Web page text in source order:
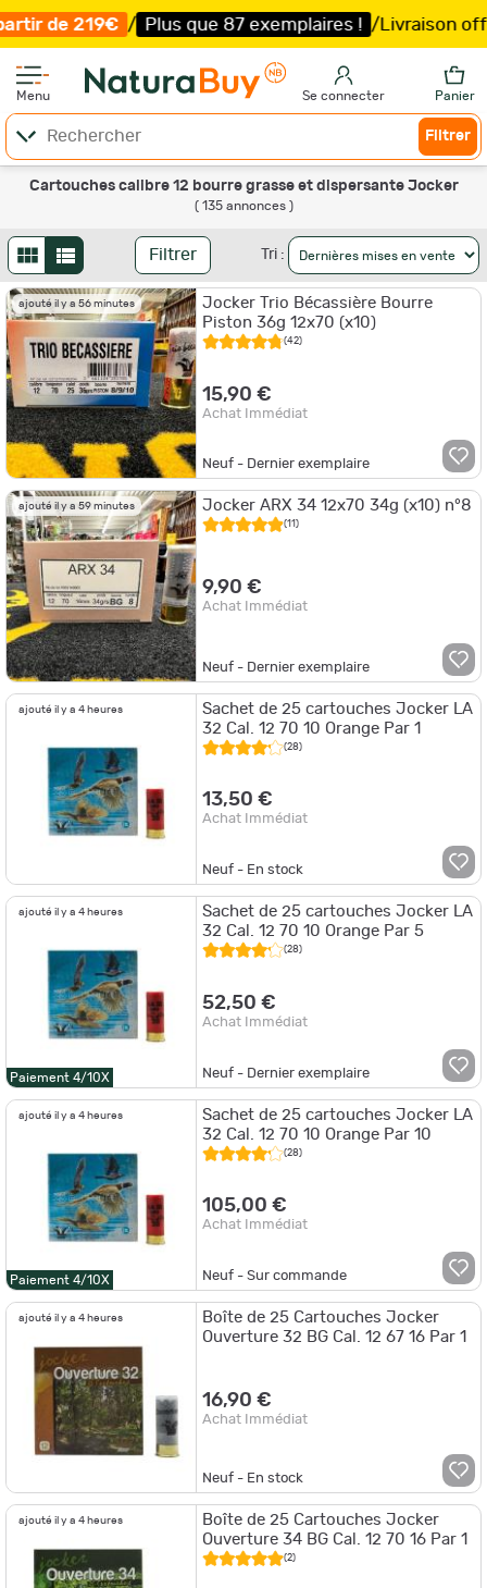
que 87 exemplaires ! / Livraison offerte et expédition
Menu Se connecter Panier
Filtrer
Cartouches calibre 12 bourre grasse et dispersante Jocker
( 135 annonces )
Filtrer Tri :
ajouté il y a 56 minutes
Jocker Trio Bécassière Bourre
Piston 36g 12x70 (x10)
(42)
15,90 €
Achat Immédiat
Neuf - Dernier exemplaire
ajouté il y a 59 minutes Jocker ARX 34 12x70 34g (x10) n°8
(11)
9,90 €
Achat Immédiat
Neuf - Dernier exemplaire
ajouté il y a 4 heures
Sachet de 25 cartouches Jocker LA
32 Cal. 12 70 10 Orange Par 1
(28)
13,50 €
Achat Immédiat
Neuf - En stock
ajouté il y a 4 heures
Paiement 4/10X
Sachet de 25 cartouches Jocker LA
32 Cal. 12 70 10 Orange Par 5
(28)
52,50 €
Achat Immédiat
Neuf - Dernier exemplaire
ajouté il y a 4 heures
Paiement 4/10X
Sachet de 25 cartouches Jocker LA
32 Cal. 12 70 10 Orange Par 10
(28)
105,00 €
Achat Immédiat
Neuf - Sur commande
ajouté il y a 4 heures
Boîte de 25 Cartouches Jocker
Ouverture 32 BG Cal. 12 67 16 Par 1
16,90 €
Achat Immédiat
Neuf - En stock
ajouté il y a 4 heures
Boîte de 25 Cartouches Jocker
Ouverture 34 BG Cal. 12 70 16 Par 1
(2)